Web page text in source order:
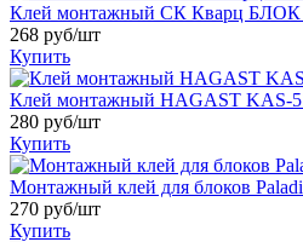
Клей монтажный СК Кварц БЛОК
268 руб/шт
Купить
Клей монтажный HAGAST KAS-
280 руб/шт
Купить
Монтажный клей для блоков
270 руб/шт
Купить